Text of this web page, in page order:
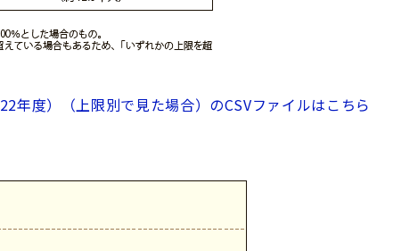
年度）（上限別で見た場合）のCSVファイルはこちら